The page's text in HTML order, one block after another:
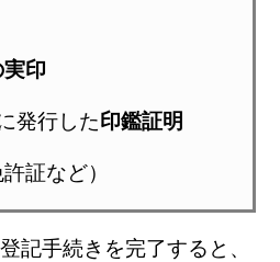
印
発行した印鑑証明
証など）
記手続きを完了すると、